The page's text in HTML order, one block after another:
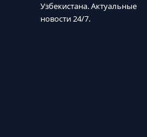
Узбекистана. Актуальные
новости 24/7.